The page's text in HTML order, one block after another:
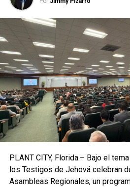
la Universidad Nacional Autónoma
especialista aseguró que se
este fenómeno se replique en
centroamericanos y caribeños por
pobreza, serán de los últimos en
PLANT CITY, Florida.– Bajo el
los Testigos de Jehová celebran
Asambleas Regionales, un